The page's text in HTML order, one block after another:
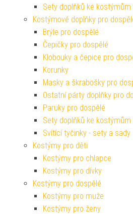
Sety doplňků ke kostýmům
Kostýmové doplňky pro
Brýle pro dospělé
Čepičky pro dospělé
Klobouky a čepice pro
Korunky
Masky a škrabošky pro
Ostatní párty doplňky pro
Paruky pro dospělé
Sety doplňků ke
Svítící tyčinky - sety a sady
Kostýmy pro děti
Kostýmy pro chlapce
Kostýmy pro dívky
Kostýmy pro dospělé
Kostýmy pro muže
Kostýmy pro ženy